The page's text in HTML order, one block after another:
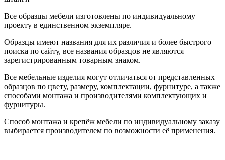
Все образцы мебели изготовлены по индивидуальному
проекту в единственном экземпляре.
Образцы имеют названия для их различия и более быстрого
поиска по сайту, все названия образцов не являются
зарегистрированным товарным знаком.
Все мебельные изделия могут отличаться от представленных
образцов по цвету, размеру, комплектации, фурнитуре, а также
способами монтажа и производителями комплектующих и
фурнитуры.
Способ монтажа и крепёж мебели по индивидуальному заказу
выбирается производителем по возможности её применения.